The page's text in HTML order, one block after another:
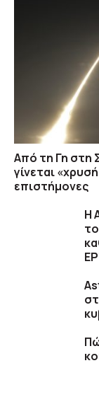
Από τη Γη στη
γίνεται
επιστήμονες
Η